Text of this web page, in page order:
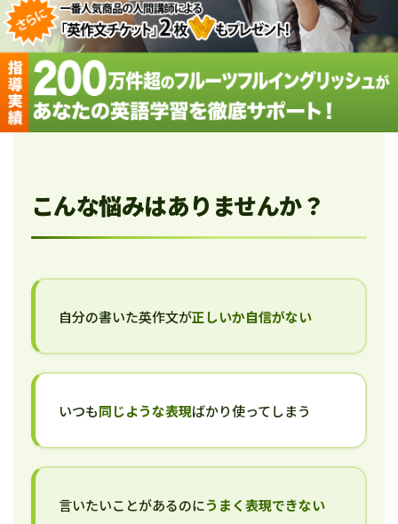
こんな悩みはありませんか？
自分の書いた英作文が正しいか自信がない
いつも同じような表現ばかり使ってしまう
言いたいことがあるのにうまく表現できない